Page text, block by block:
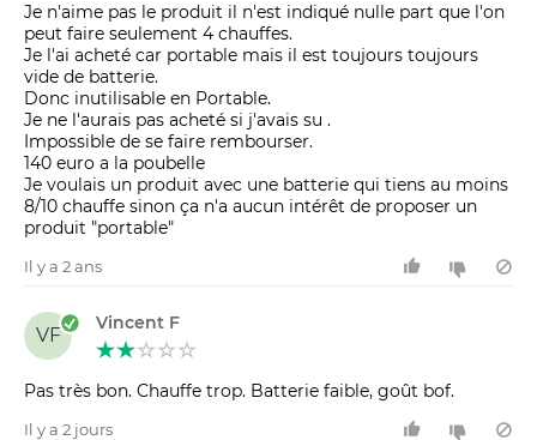
Je n'aime pas le produit il n'est indiqué nulle part que l'on
peut faire seulement 4 chauffes.
Je l'ai acheté car portable mais il est toujours toujours
vide de batterie.
Donc inutilisable en Portable.
Je ne l'aurais pas acheté si j'avais su .
Impossible de se faire rembourser.
140 euro a la poubelle
Je voulais un produit avec une batterie qui tiens au moins
8/10 chauffe sinon ça n'a aucun intérêt de proposer un
produit "portable"
Il y a 2 ans
VF
Vincent F
Pas très bon. Chauffe trop. Batterie faible, goût bof.
Il y a 2 jours